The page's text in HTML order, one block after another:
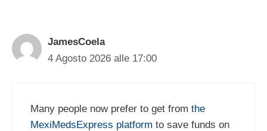
JamesCoela
4 Agosto 2026 alle 17:00
Many people now prefer to get from the
MexiMedsExpress platform to save funds on